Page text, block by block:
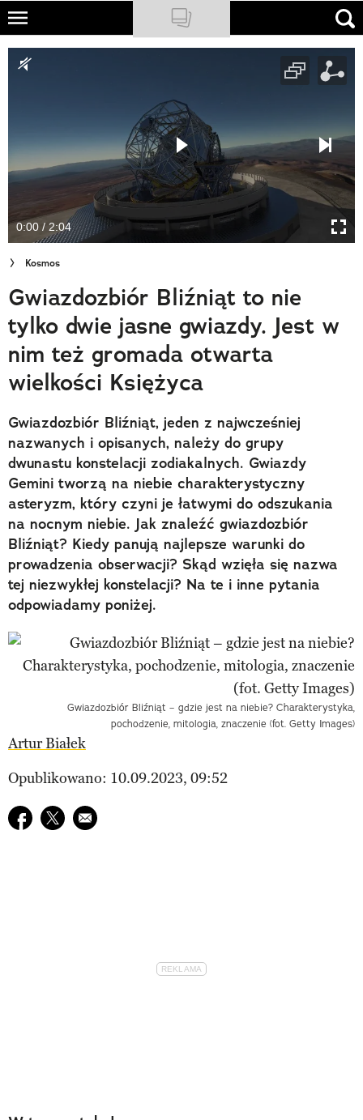
Skip
main
NATIONAL GEOGRAPHIC
Sklep
Cuda Polski
Wielki Konkurs Fotograficzny
Trendbook Podróżniczy
Polecane
0:00 / 2:04
Kosmos
Gwiazdozbiór Bliźniąt to nie
tylko dwie jasne gwiazdy. Jest w
nim też gromada otwarta
wielkości Księżyca
Gwiazdozbiór Bliźniąt, jeden z najwcześniej
nazwanych i opisanych, należy do grupy
dwunastu konstelacji zodiakalnych. Gwiazdy
Gemini tworzą na niebie charakterystyczny
asteryzm, który czyni je łatwymi do odszukania
na nocnym niebie. Jak znaleźć gwiazdozbiór
Bliźniąt? Kiedy panują najlepsze warunki do
prowadzenia obserwacji? Skąd wzięła się nazwa
tej niezwykłej konstelacji? Na te i inne pytania
odpowiadamy poniżej.
Gwiazdozbiór Bliźniąt – gdzie jest na niebie? Charakterystyka,
pochodzenie, mitologia, znaczenie (fot. Getty Images)
Artur Białek
Opublikowano: 10.09.2023, 09:52
Udostępnij na facebook
Udostępnij na twitter
E-mail do przyjaciela